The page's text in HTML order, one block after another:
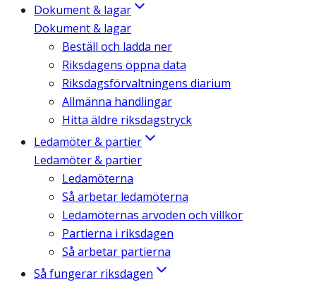
Dokument & lagar
Dokument & lagar
Beställ och ladda ner
Riksdagens öppna data
Riksdagsförvaltningens diarium
Allmänna handlingar
Hitta äldre riksdagstryck
Ledamöter & partier
Ledamöter & partier
Ledamöterna
Så arbetar ledamöterna
Ledamöternas arvoden och villkor
Partierna i riksdagen
Så arbetar partierna
Så fungerar riksdagen